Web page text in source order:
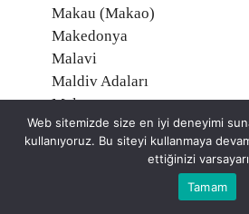
Makau (Makao)
Makedonya
Malavi
Maldiv Adaları
Malezya
Mali
Malta
Web sitemizde size en iyi deneyimi
kullanıyoruz. Bu siteyi kullanmaya
ettiğinizi
Tamam